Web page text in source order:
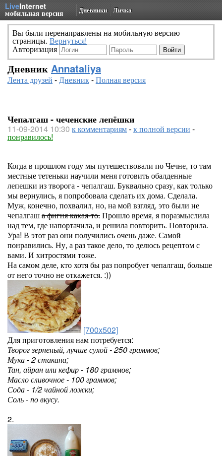
LiveInternet
мобильная версия Дневники Личка
Вы были перенаправлены на мобильную версию
страницы. Вернуться!
Авторизация
Дневник Annataliya
Лента друзей -Дневник-Полная версия
Чепалгаш - чеченские лепёшки
11-09-2014 10:30 к комментариям-к полной версии -
понравилось!
Когда в прошлом году мы путешествовали по Чечне, то там
местные тетеньки научили меня готовить обалденные
лепешки из творога - чепалгаш. Буквально сразу, как только
мы вернулись, я попробовала сделать их дома. Сделала.
Муж, конечно, похвалил, но, на мой взгляд, это были не
чепалгаша фигня какая-то.Прошло время, я поразмыслила
над тем, где напортачила, и решила повторить. Повторила.
Ура! В этот раз они получились очень даже. Самой
понравились. Ну, а раз такое дело, то делюсь рецептом с
вами. И хитростями тоже.
На самом деле, кто хотя бы раз попробует чепалгаш, больше
от него точно не откажется. :))
[700x502]
Для приготовления нам потребуется:
Творог зерненый, лучше сухой - 250 граммов;
Мука - 2 стакана;
Тан, айран или кефир - 180 граммов;
Масло сливочное - 100 граммов;
Сода - 1/2 чайной ложки;
Соль - по вкусу.
2.